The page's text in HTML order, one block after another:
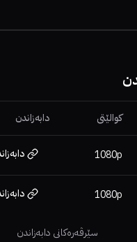
سێرڤەرەکانی دابەزاندن
کوالێتی دابەزاندن
1080p
1080p